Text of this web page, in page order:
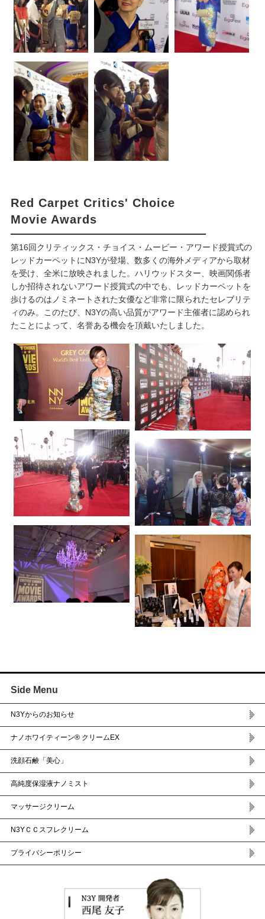
Red Carpet Critics' Choice
Movie Awards
第16回クリティックス・チョイス・ムービー・アワード授賞式の
レッドカーペットにN3Yが登場、数多くの海外メディアから取材
を受け、全米に放映されました。ハリウッドスター、映画関係者
しか招待されないアワード授賞式の中でも、レッドカーペットを
歩けるのはノミネートされた女優など非常に限られたセレブリテ
ィのみ。このたび、N3Yの高い品質がアワード主催者に認められ
たことによって、名誉ある機会を頂戴いたしました。
Side Menu
N3Yからのお知らせ
ナノホワイティーン® クリームEX
洗顔石鹸「美心」
高純度保湿液ナノミスト
マッサージクリーム
N3YＣＣスフレクリーム
プライバシーポリシー